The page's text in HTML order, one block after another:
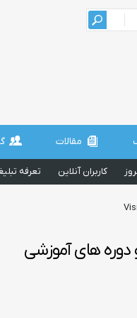
مقالات
کاربران آنلاین تعرفه
دوره های آموزشی